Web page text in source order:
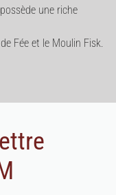
une riche
Fée et le Moulin Fisk.